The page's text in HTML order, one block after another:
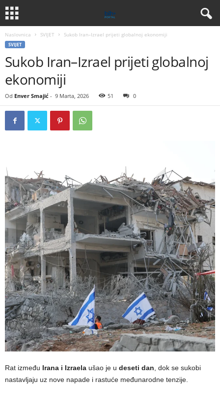
Naslovnica SVIJET Sukob Iran–Izrael prijeti globalnoj ekonomiji
SVIJET
Sukob Iran–Izrael prijeti globalnoj
ekonomiji
Od Enver Smajić - 9 Marta, 2026 51 0
Rat između Irana i Izraela ušao je u deseti dan , dok se sukobi
nastavljaju uz nove napade i rastuće međunarodne tenzije.